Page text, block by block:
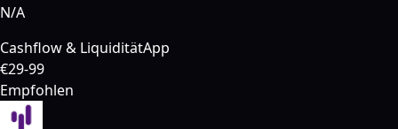
N/A
Cashflow & LiquiditätApp
€29-99
Empfohlen